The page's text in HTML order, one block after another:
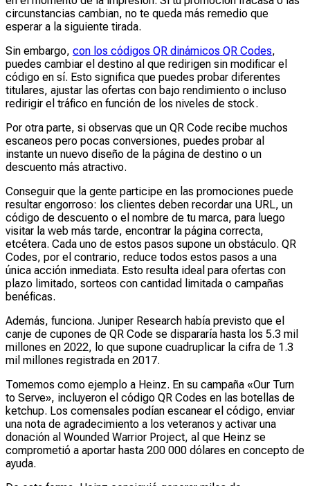
circunstancias cambian, no te queda más remedio que
esperar a la siguiente tirada.
Sin embargo, con los códigos QR dinámicos QR Codes,
puedes cambiar el destino al que redirigen sin modificar el
código en sí. Esto significa que puedes probar diferentes
titulares, ajustar las ofertas con bajo rendimiento o incluso
redirigir el tráfico en función de los niveles de stock.
Por otra parte, si observas que un QR Code recibe muchos
escaneos pero pocas conversiones, puedes probar al
instante un nuevo diseño de la página de destino o un
descuento más atractivo.
Conseguir que la gente participe en las promociones puede
resultar engorroso: los clientes deben recordar una URL, un
código de descuento o el nombre de tu marca, para luego
visitar la web más tarde, encontrar la página correcta,
etcétera. Cada uno de estos pasos supone un obstáculo. QR
Codes, por el contrario, reduce todos estos pasos a una
única acción inmediata. Esto resulta ideal para ofertas con
plazo limitado, sorteos con cantidad limitada o campañas
benéficas.
Además, funciona. Juniper Research había previsto que el
canje de cupones de QR Code se dispararía hasta los 5.3 mil
millones en 2022, lo que supone cuadruplicar la cifra de 1.3
mil millones registrada en 2017.
Tomemos como ejemplo a Heinz. En su campaña «Our Turn
to Serve», incluyeron el código QR Codes en las botellas de
ketchup. Los comensales podían escanear el código, enviar
una nota de agradecimiento a los veteranos y activar una
donación al Wounded Warrior Project, al que Heinz se
comprometió a aportar hasta 200 000 dólares en concepto de
ayuda.